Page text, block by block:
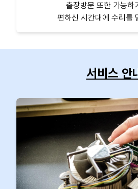
출장방문 또한 가능하
편하신 시간대에 수리를
서비스 안